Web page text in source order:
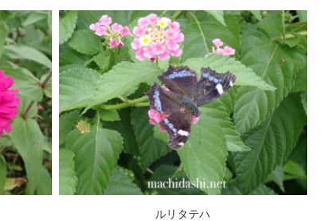
ルリタテハ